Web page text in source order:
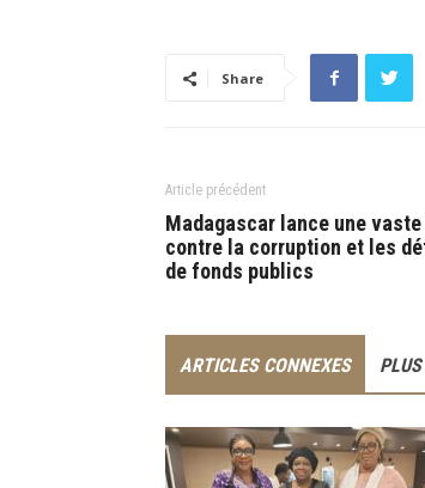
Share
Article précédent
Madagascar lance une
contre la corruption et les
de fonds publics
ARTICLES CONNEXES